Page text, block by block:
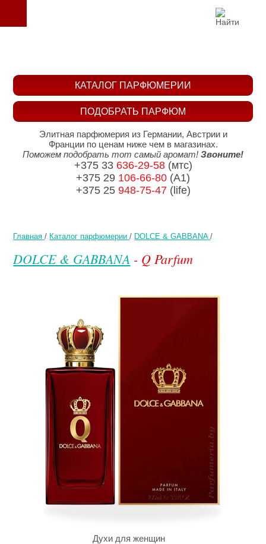
Главная / Каталог парфюмерии / DOLCE & GABBANA /
DOLCE & GABBANA - Q Parfum
Духи для женщин
ПОДОБРАТЬ ПАРФЮМ
КАТАЛОГ ПАРФЮМЕРИИ
Элитная парфюмерия из Германии, Австрии и
Франции по ценам ниже чем в магазинах.
Поможем подобрать тот самый аромат! Звоните!
+375 33 636-29-58(мтс)
+375 29 106-66-80 (A1)
+375 25 948-75-47(life)